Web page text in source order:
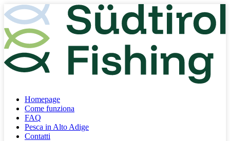
Homepage
Come funziona
FAQ
Pesca in Alto Adige
Contatti